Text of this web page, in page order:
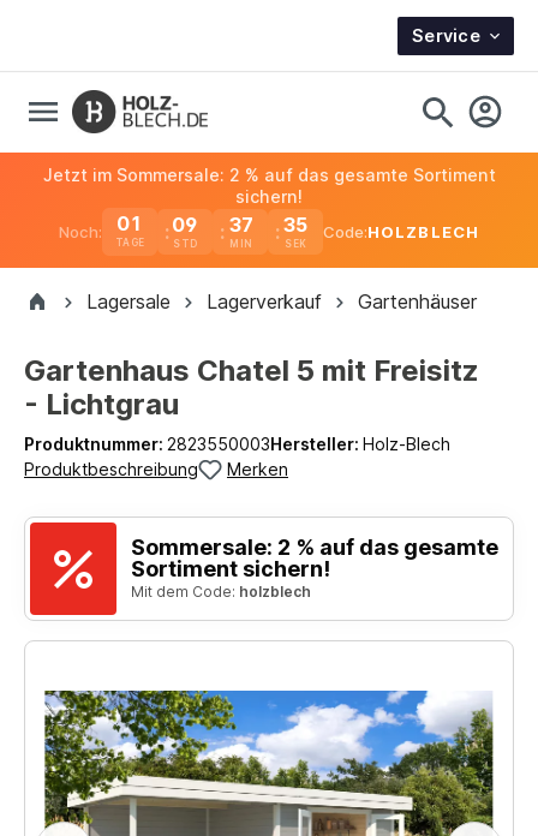
Service
Noch: 01
TAGE
09 37 35
Jetzt im Sommersale: 2 % auf das gesamte Sortiment
sichern!
Code:HOLZBLECH
Lagersale Lagerverkauf Gartenhäuser
Gartenhaus Chatel 5 mit Freisitz
- Lichtgrau
Produktnummer: 2823550003Hersteller: Holz-Blech
Produktbeschreibung
Merken
Sommersale: 2 % auf das gesamte
Sortiment sichern!
Mit dem Code: holzblech